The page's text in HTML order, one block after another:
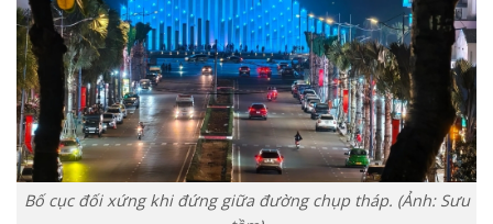
Bố cục đối xứng khi đứng giữa đường chụp tháp. (Ảnh: Sưu